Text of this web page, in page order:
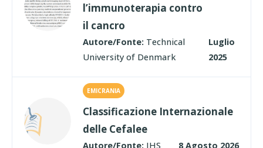
l’immunoterapia contro
il cancro
Autore/Fonte: Technical
University of Denmark
Luglio
2025
EMICRANIA
Classificazione Internazionale
delle Cefalee
Autore/Fonte: IHS 8 Agosto 2026